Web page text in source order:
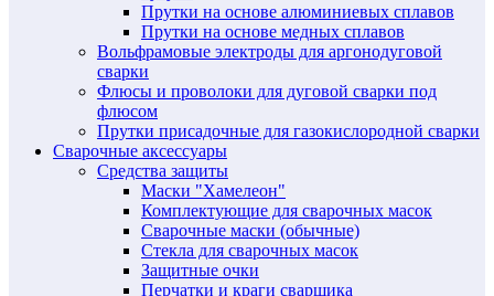
Прутки на основе алюминиевых сплавов
Прутки на основе медных сплавов
Вольфрамовые электроды для аргонодуговой
сварки
Флюсы и проволоки для дуговой сварки под
флюсом
Прутки присадочные для газокислородной сварки
Сварочные аксессуары
Средства защиты
Маски "Хамелеон"
Комплектующие для сварочных масок
Сварочные маски (обычные)
Стекла для сварочных масок
Защитные очки
Перчатки и краги сварщика